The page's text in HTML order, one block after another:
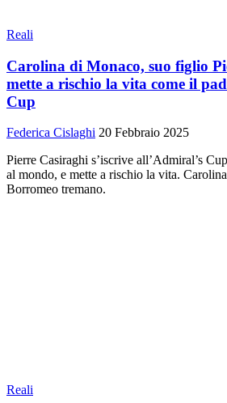
Reali
Carolina di Monaco, suo figlio
mette a rischio la vita come il
Cup
Federica Cislaghi 20 Febbraio 2025
Pierre Casiraghi s’iscrive all’Admiral’s
al mondo, e mette a rischio la vita.
Borromeo tremano.
Reali